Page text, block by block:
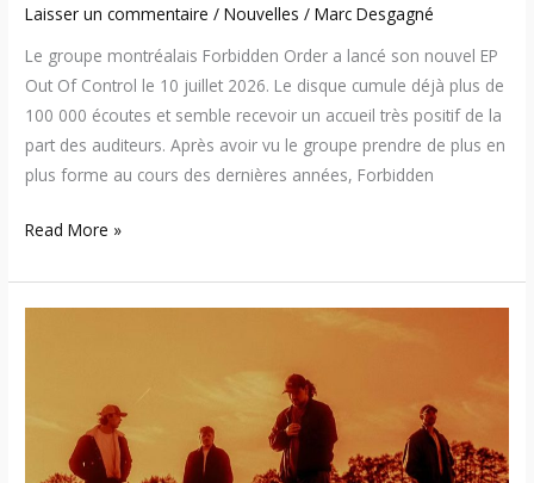
Laisser un commentaire /Nouvelles /Marc Desgagné
Le groupe montréalais Forbidden Order a lancé son nouvel EP
Out Of Control le 10 juillet 2026. Le disque cumule déjà plus de
100 000 écoutes et semble recevoir un accueil très positif de la
part des auditeurs. Après avoir vu le groupe prendre de plus en
plus forme au cours des dernières années, Forbidden
Read More »
single/vidéoclip